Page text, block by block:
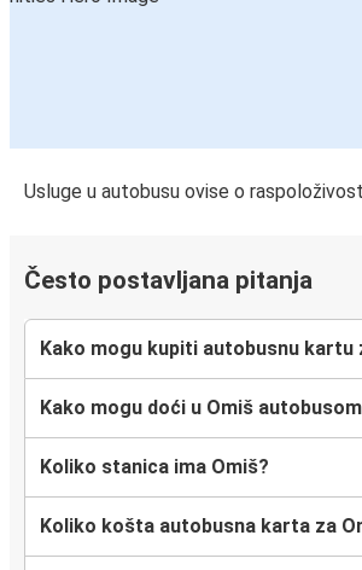
Omiš
Slavonski Brod
Biograd
Omiš
Mostar
Omiš
Usluge u autobusu ovise o
Često postavljana pitanja
Kako mogu kupiti autobusnu kartu
Kako mogu doći u Omiš
Koliko stanica ima Omiš?
Koliko košta autobusna karta za